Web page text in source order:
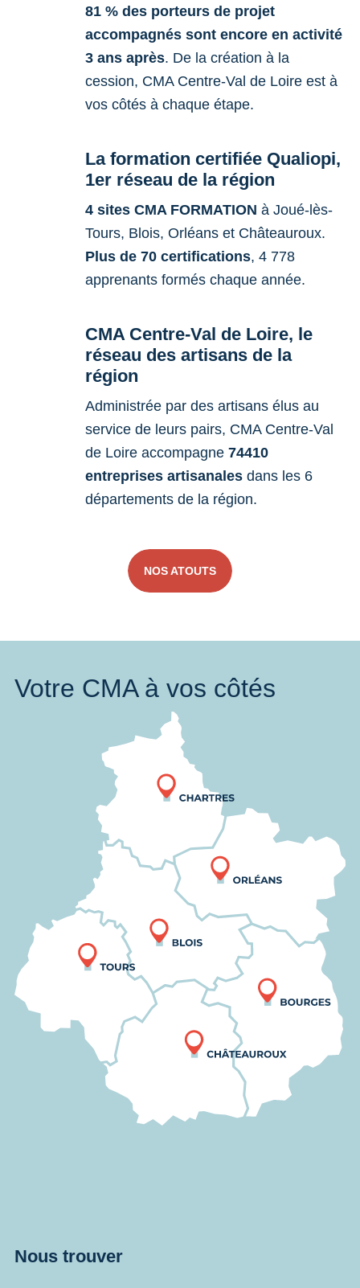
81 % des porteurs de projet
accompagnés sont encore en activité
3 ans après. De la création à la
cession, CMA Centre-Val de Loire est à
vos côtés à chaque étape.
La formation certifiée Qualiopi,
1er réseau de la région
4 sites CMA FORMATION à Joué-lès-
Tours, Blois, Orléans et Châteauroux.
Plus de 70 certifications, 4 778
apprenants formés chaque année.
CMA Centre-Val de Loire, le
réseau des artisans de la
région
Administrée par des artisans élus au
service de leurs pairs, CMA Centre-Val
de Loire accompagne 74410
entreprises artisanales dans les 6
départements de la région.
NOS ATOUTS
Votre CMA à vos côtés
Nous trouver